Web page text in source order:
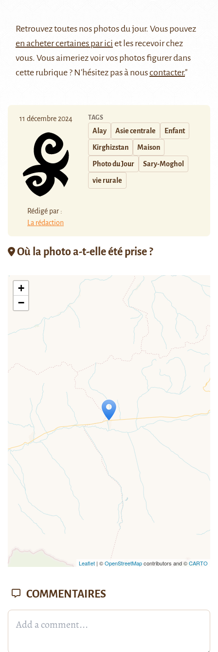
Retrouveztoutes nos photos du jour. Vous pouvez
en acheter certaines par ici et les recevoir chez
vous. Vous aimeriez voir vos photos figurer dans
cette rubrique ? N'hésitez pas à nouscontacter."
11 décembre 2024
Rédigé par :
La rédaction
TAGS
Alay Asie centrale Enfant
Kirghizstan Maison
Photo du Jour Sary-Moghol
vie rurale
Où la photo a-t-elle été prise ?
Travelers' Map is loading...
If you see this after your page is
loaded completely, leafletJS files are
missing.
+
−
Leaflet| ©OpenStreetMapcontributors and ©CARTO
COMMENTAIRES